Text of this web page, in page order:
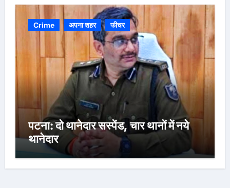
Crime अपना शहर फीचर
पटना: दो थानेदार सस्पेंड, चार थानों में नये
थानेदार